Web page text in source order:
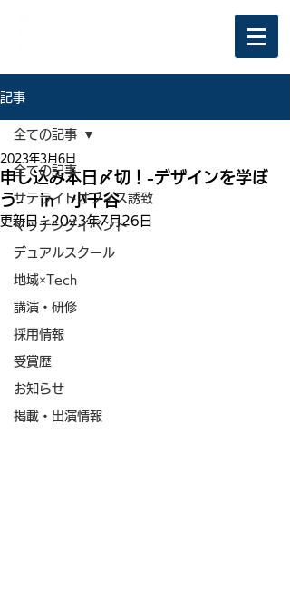
記事
全ての記事
サテライトオフィス誘致
マッチングイベント
デュアルスクール
地域×Tech
講演・研修
採用情報
受賞歴
お知らせ
掲載・出演情報
全ての記事
申し込み本日〆切！-デザインを学ぼ
う- in 小千谷
2023年3月6日
更新日：2023年7月26日